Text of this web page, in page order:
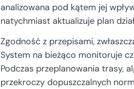
analizowana pod kątem jej
natychmiast aktualizuje plan
Zgodność z przepisami,
System na bieżąco monitoruje
Podczas przeplanowania trasy,
przekroczy dopuszczalnych